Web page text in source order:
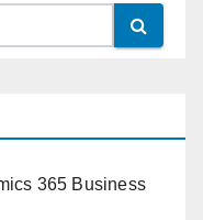
365 Business